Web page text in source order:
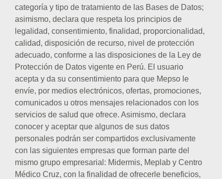
categoría y tipo de tratamiento de las Bases de Datos;
asimismo, declara que respeta los principios de
legalidad, consentimiento, finalidad, proporcionalidad,
calidad, disposición de recurso, nivel de protección
adecuado, conforme a las disposiciones de la Ley de
Protección de Datos vigente en Perú. El usuario
acepta y da su consentimiento para que Mepso le
envíe, por medios electrónicos, ofertas, promociones,
comunicados u otros mensajes relacionados con los
servicios de salud que ofrece. Asimismo, declara
conocer y aceptar que algunos de sus datos
personales podrán ser compartidos exclusivamente
con las siguientes empresas que forman parte del
mismo grupo empresarial: Midermis, Meplab y Centro
Médico Cruz, con la finalidad de ofrecerle beneficios,